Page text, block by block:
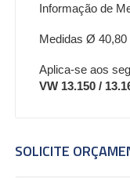
Informação de
Medidas Ø 40,80
Aplica-se aos
VW 13.150 /
SOLICITE